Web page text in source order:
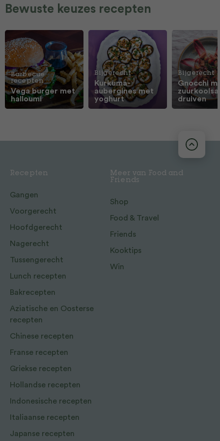
Bewuste keuzes recepten
Barbecue
recepten
Vega burger met
halloumi
Bijgerecht
Kurkuma-
aubergines met
yoghurt
Bijgerecht
Gnocchi
druiven
Recepten
Gangen
Voorgerecht
Hoofdgerecht
Nagerecht
Tussengerecht
Lunch recepten
Bakrecepten
Aziatische en Oosterse
recepten
Chinese recepten
Franse recepten
Griekse recepten
Hollandse recepten
Indonesische recepten
Italiaanse recepten
Japanse recepten
Meer van Food and
Friends
Shop
Food & Travel
Friends
Kooktips
Win